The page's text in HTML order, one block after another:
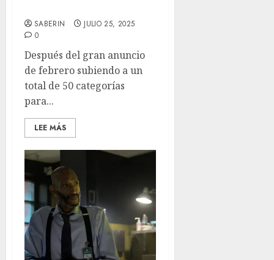
SABERIN
JULIO 25, 2025
0
Después del gran anuncio
de febrero subiendo a un
total de 50 categorías
para...
LEE MÁS